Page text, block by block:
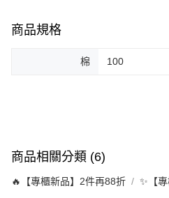
商品規格
棉 100
商品相關分類 (6)
🔥【專櫃新品】2件再88折 ✨【